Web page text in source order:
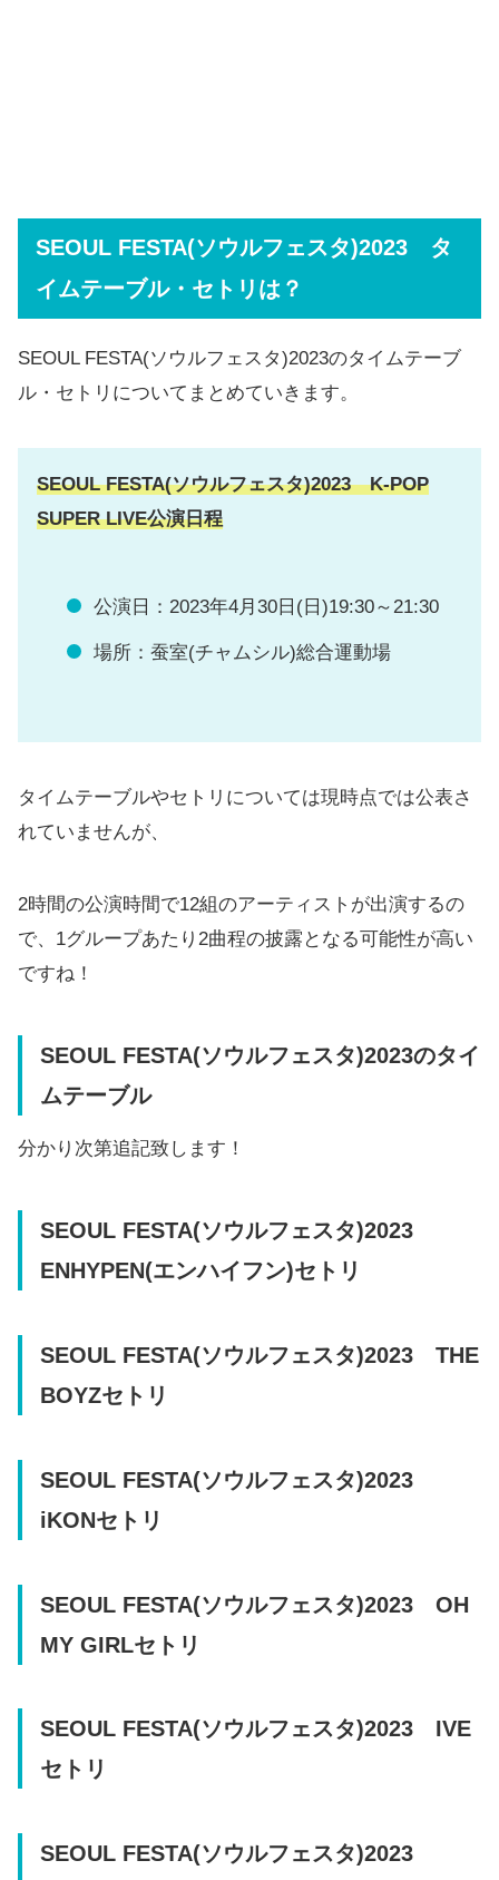
SEOUL FESTA(ソウルフェスタ)2023 タ
イムテーブル・セトリは？
SEOUL FESTA(ソウルフェスタ)2023のタイムテーブ
ル・セトリについてまとめていきます。
SEOUL FESTA(ソウルフェスタ)2023 K-POP
SUPER LIVE公演日程
公演日：2023年4月30日(日)19:30～21:30
場所：蚕室(チャムシル)総合運動場
タイムテーブルやセトリについては現時点では公表さ
れていませんが、
2時間の公演時間で12組のアーティストが出演するの
で、1グループあたり2曲程の披露となる可能性が高い
ですね！
SEOUL FESTA(ソウルフェスタ)2023のタイ
ムテーブル
分かり次第追記致します！
SEOUL FESTA(ソウルフェスタ)2023
ENHYPEN(エンハイフン)セトリ
SEOUL FESTA(ソウルフェスタ)2023 THE
BOYZセトリ
SEOUL FESTA(ソウルフェスタ)2023
iKONセトリ
SEOUL FESTA(ソウルフェスタ)2023 OH
MY GIRLセトリ
SEOUL FESTA(ソウルフェスタ)2023 IVE
セトリ
SEOUL FESTA(ソウルフェスタ)2023